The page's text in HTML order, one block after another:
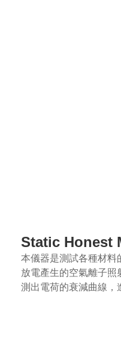
Static Honest
本儀器是測試各種材料
放電產生的空氣離子
測出電荷的衰減曲線，